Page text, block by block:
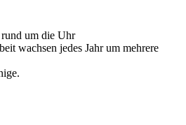
um die Uhr
wachsen jedes Jahr um mehrere